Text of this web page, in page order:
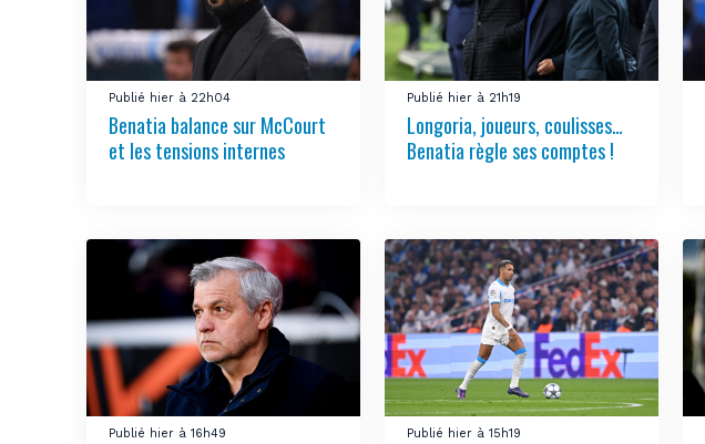
Publié hier à 22h04
Benatia balance sur McCourt
et les tensions internes
Publié hier à 21h19
Longoria, joueurs, coulisses…
Benatia règle ses comptes !
Publié hier à 16h49 Publié hier à 15h19